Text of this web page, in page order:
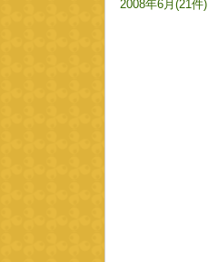
2008年6月(21件)